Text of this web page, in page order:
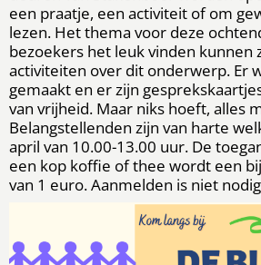
een praatje, een activiteit of om
lezen. Het thema voor deze
bezoekers het leuk vinden kunnen
activiteiten over dit onderwerp. Er
gemaakt en er zijn
van vrijheid. Maar niks hoeft, alles
Belangstellenden zijn van harte
april van 10.00-13.00 uur. De
een kop koffie of thee wordt een
van 1 euro. Aanmelden is niet